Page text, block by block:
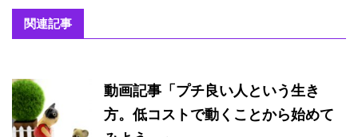
関連記事
動画記事「プチ良い人という生き
方。低コストで動くことから始めて